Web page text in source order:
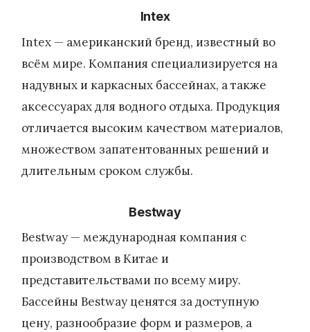
Intex
Intex — американский бренд, известный во
всём мире. Компания специализируется на
надувных и каркасных бассейнах, а также
аксессуарах для водного отдыха. Продукция
отличается высоким качеством материалов,
множеством запатентованных решений и
длительным сроком службы.
Bestway
Bestway — международная компания с
производством в Китае и
представительствами по всему миру.
Бассейны Bestway ценятся за доступную
цену, разнообразие форм и размеров, а